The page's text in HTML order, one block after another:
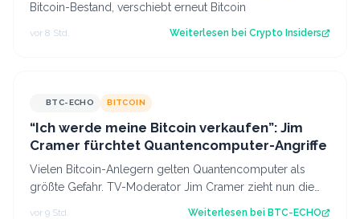
Bitcoin-Bestand, verschiebt erneut Bitcoin
vor 8 Std. Weiterlesen bei Crypto Insiders
BTC-ECHO BITCOIN
“Ich werde meine Bitcoin verkaufen”: Jim
Cramer fürchtet Quantencomputer-Angriffe
Vielen Bitcoin-Anlegern gelten Quantencomputer als
größte Gefahr. TV-Moderator Jim Cramer zieht nun die
vor 9 Std. Weiterlesen bei BTC-ECHO